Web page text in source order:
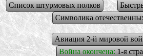
Список штурмовых полков
Символика
Авиация 2-й мировой
Война окончена:1-я